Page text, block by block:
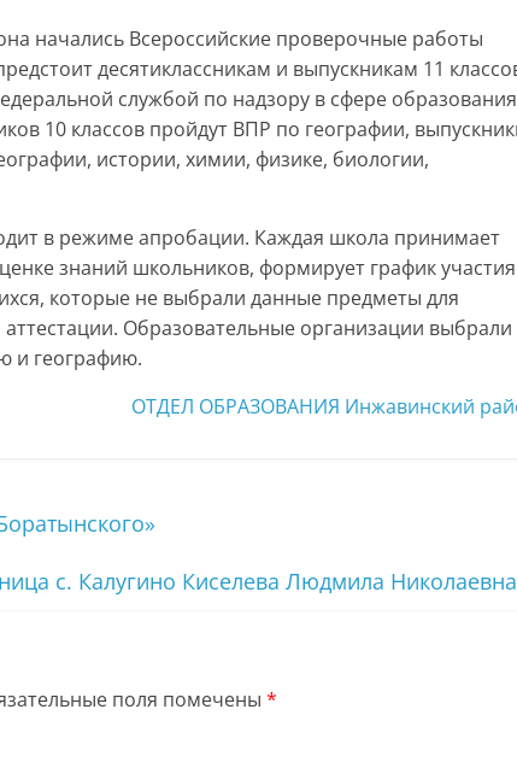
начались Всероссийские проверочные работы
десятиклассникам и выпускникам 11
службой по надзору в сфере
10 классов пройдут ВПР по географии,
истории, химии, физике, биологии,
в режиме апробации. Каждая школа принимает
знаний школьников, формирует график
которые не выбрали данные предметы для
Образовательные организации выбрали
и географию.
ОТДЕЛ ОБРАЗОВАНИЯ Инжавинский
с. Калугино Киселева Людмила Николаевна
поля помечены *